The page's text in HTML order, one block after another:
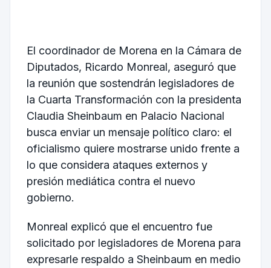
El coordinador de Morena en la Cámara de
Diputados, Ricardo Monreal, aseguró que
la reunión que sostendrán legisladores de
la Cuarta Transformación con la presidenta
Claudia Sheinbaum en Palacio Nacional
busca enviar un mensaje político claro: el
oficialismo quiere mostrarse unido frente a
lo que considera ataques externos y
presión mediática contra el nuevo
gobierno.
Monreal explicó que el encuentro fue
solicitado por legisladores de Morena para
expresarle respaldo a Sheinbaum en medio